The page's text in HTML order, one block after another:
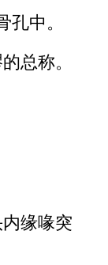
孔中。
总称。
缘喙突